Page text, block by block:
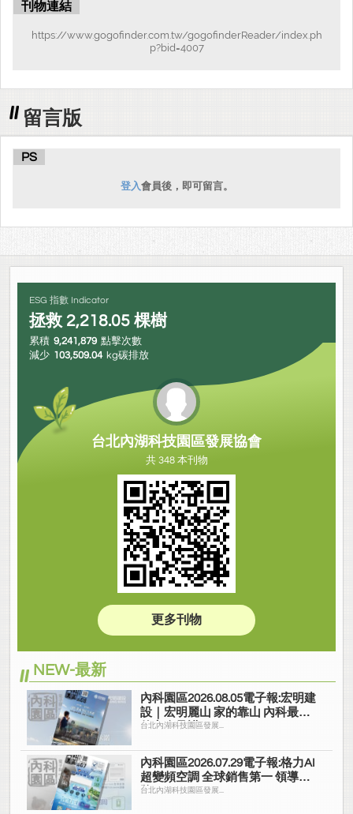
刊物連結
https://www.gogofinder.com.tw/gogofinderReader/index.ph
p?bid=4007
留言版
PS
登入會員後，即可留言。
ESG 指數 Indicator
拯救 2,218.05 棵樹
累積 9,241,879 點擊次數
減少 103,509.04 kg碳排放
台北內湖科技園區發展協會
共 348 本刊物
更多刊物
NEW-最新
內科園區2026.08.05電子報:宏明建
設｜宏明麗山 家的靠山 內科最高
的安全承諾
台北內湖科技園區發展...
內科園區2026.07.29電子報:格力AI
超變頻空調 全球銷售第一 領導品
牌
台北內湖科技園區發展...